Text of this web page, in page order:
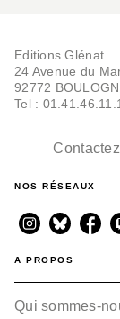
Editions Glénat
24 Avenue du
92772
Tel :
NOS RÉSEAUX
A PROPOS
Qui sommes-